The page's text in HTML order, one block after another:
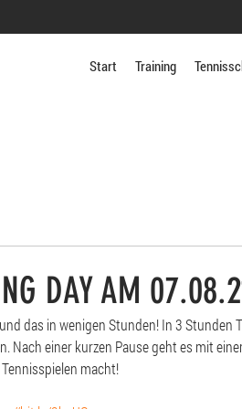
Start Training
DAY AM
das in wenigen Stunden! In 3
Nach einer kurzen Pause geht es mit
macht!